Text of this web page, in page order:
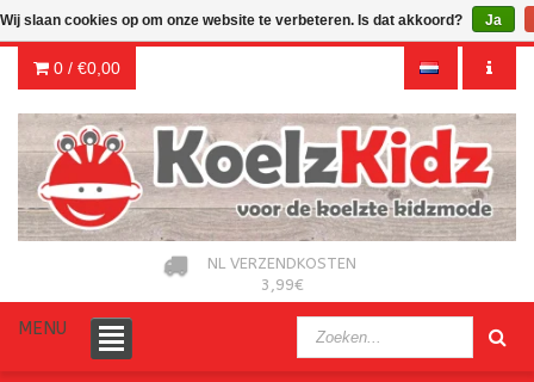
0 / €0,00
NL VERZENDKOSTEN
3,99€
MENU
Wij slaan cookies op om onze website te verbeteren. Is dat akkoord? Ja